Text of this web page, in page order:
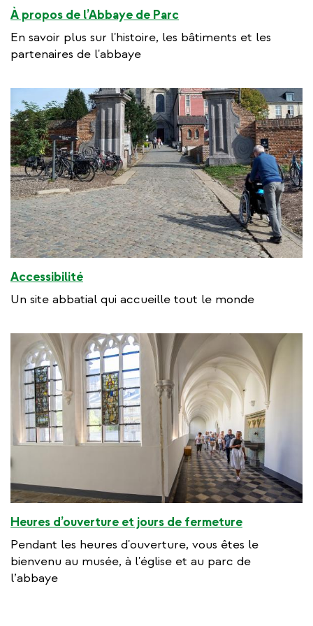
À propos de l’Abbaye de Parc
En savoir plus sur l'histoire, les bâtiments et les
partenaires de l'abbaye
Accessibilité
Un site abbatial qui accueille tout le monde
Heures d’ouverture et jours de fermeture
Pendant les heures d'ouverture, vous êtes le
bienvenu au musée, à l'église et au parc de
l’abbaye